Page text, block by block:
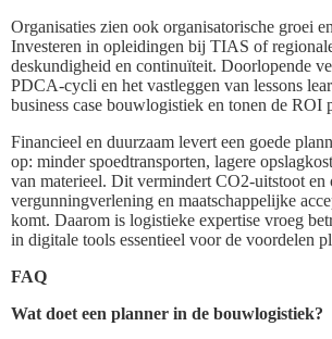
Organisaties zien ook organisatorische groei
Investeren in opleidingen bij TIAS of
deskundigheid en continuïteit. Doorlopende
PDCA-cycli en het vastleggen van lessons
business case bouwlogistiek en tonen de ROI
Financieel en duurzaam levert een goede
op: minder spoedtransporten, lagere
van materieel. Dit vermindert CO2-uitstoot en
vergunningverlening en maatschappelijke
komt. Daarom is logistieke expertise vroeg
in digitale tools essentieel voor de voordelen
FAQ
Wat doet een planner in de bouwlogistiek?